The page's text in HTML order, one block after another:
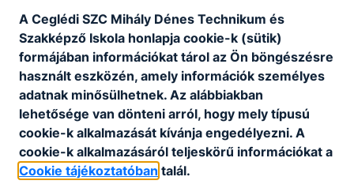
17 18 19 21
24 25 26 27 28 29
31 1 2 3 4 5 6
Legközelebbi esemény(ek)
Nincsenek események ezen a napon
A Ceglédi SZC Mihály Dénes Technikum és
Szakképző Iskola honlapja cookie-k (sütik)
formájában információkat tárol az Ön böngészésre
használt eszközén, amely információk személyes
adatnak minősülhetnek. Az alábbiakban
lehetősége van dönteni arról, hogy mely típusú
cookie-k alkalmazását kívánja engedélyezni. A
cookie-k alkalmazásáról teljeskörű információkat a
Cookie tájékoztatóban talál.